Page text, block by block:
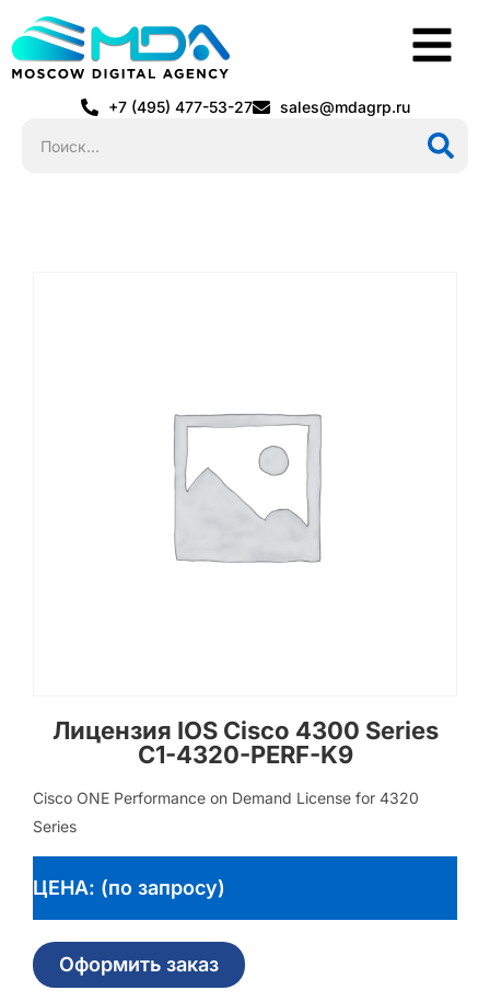
+7 (495) 477-53-27 sales@mdagrp.ru
Лицензия IOS Cisco 4300 Series
C1-4320-PERF-K9
Cisco ONE Performance on Demand License for 4320
Series
ЦЕНА: (по запросу)
Оформить заказ